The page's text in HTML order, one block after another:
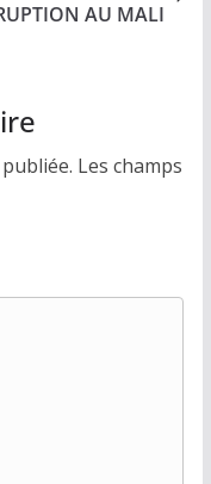
AU MALI
Les champs